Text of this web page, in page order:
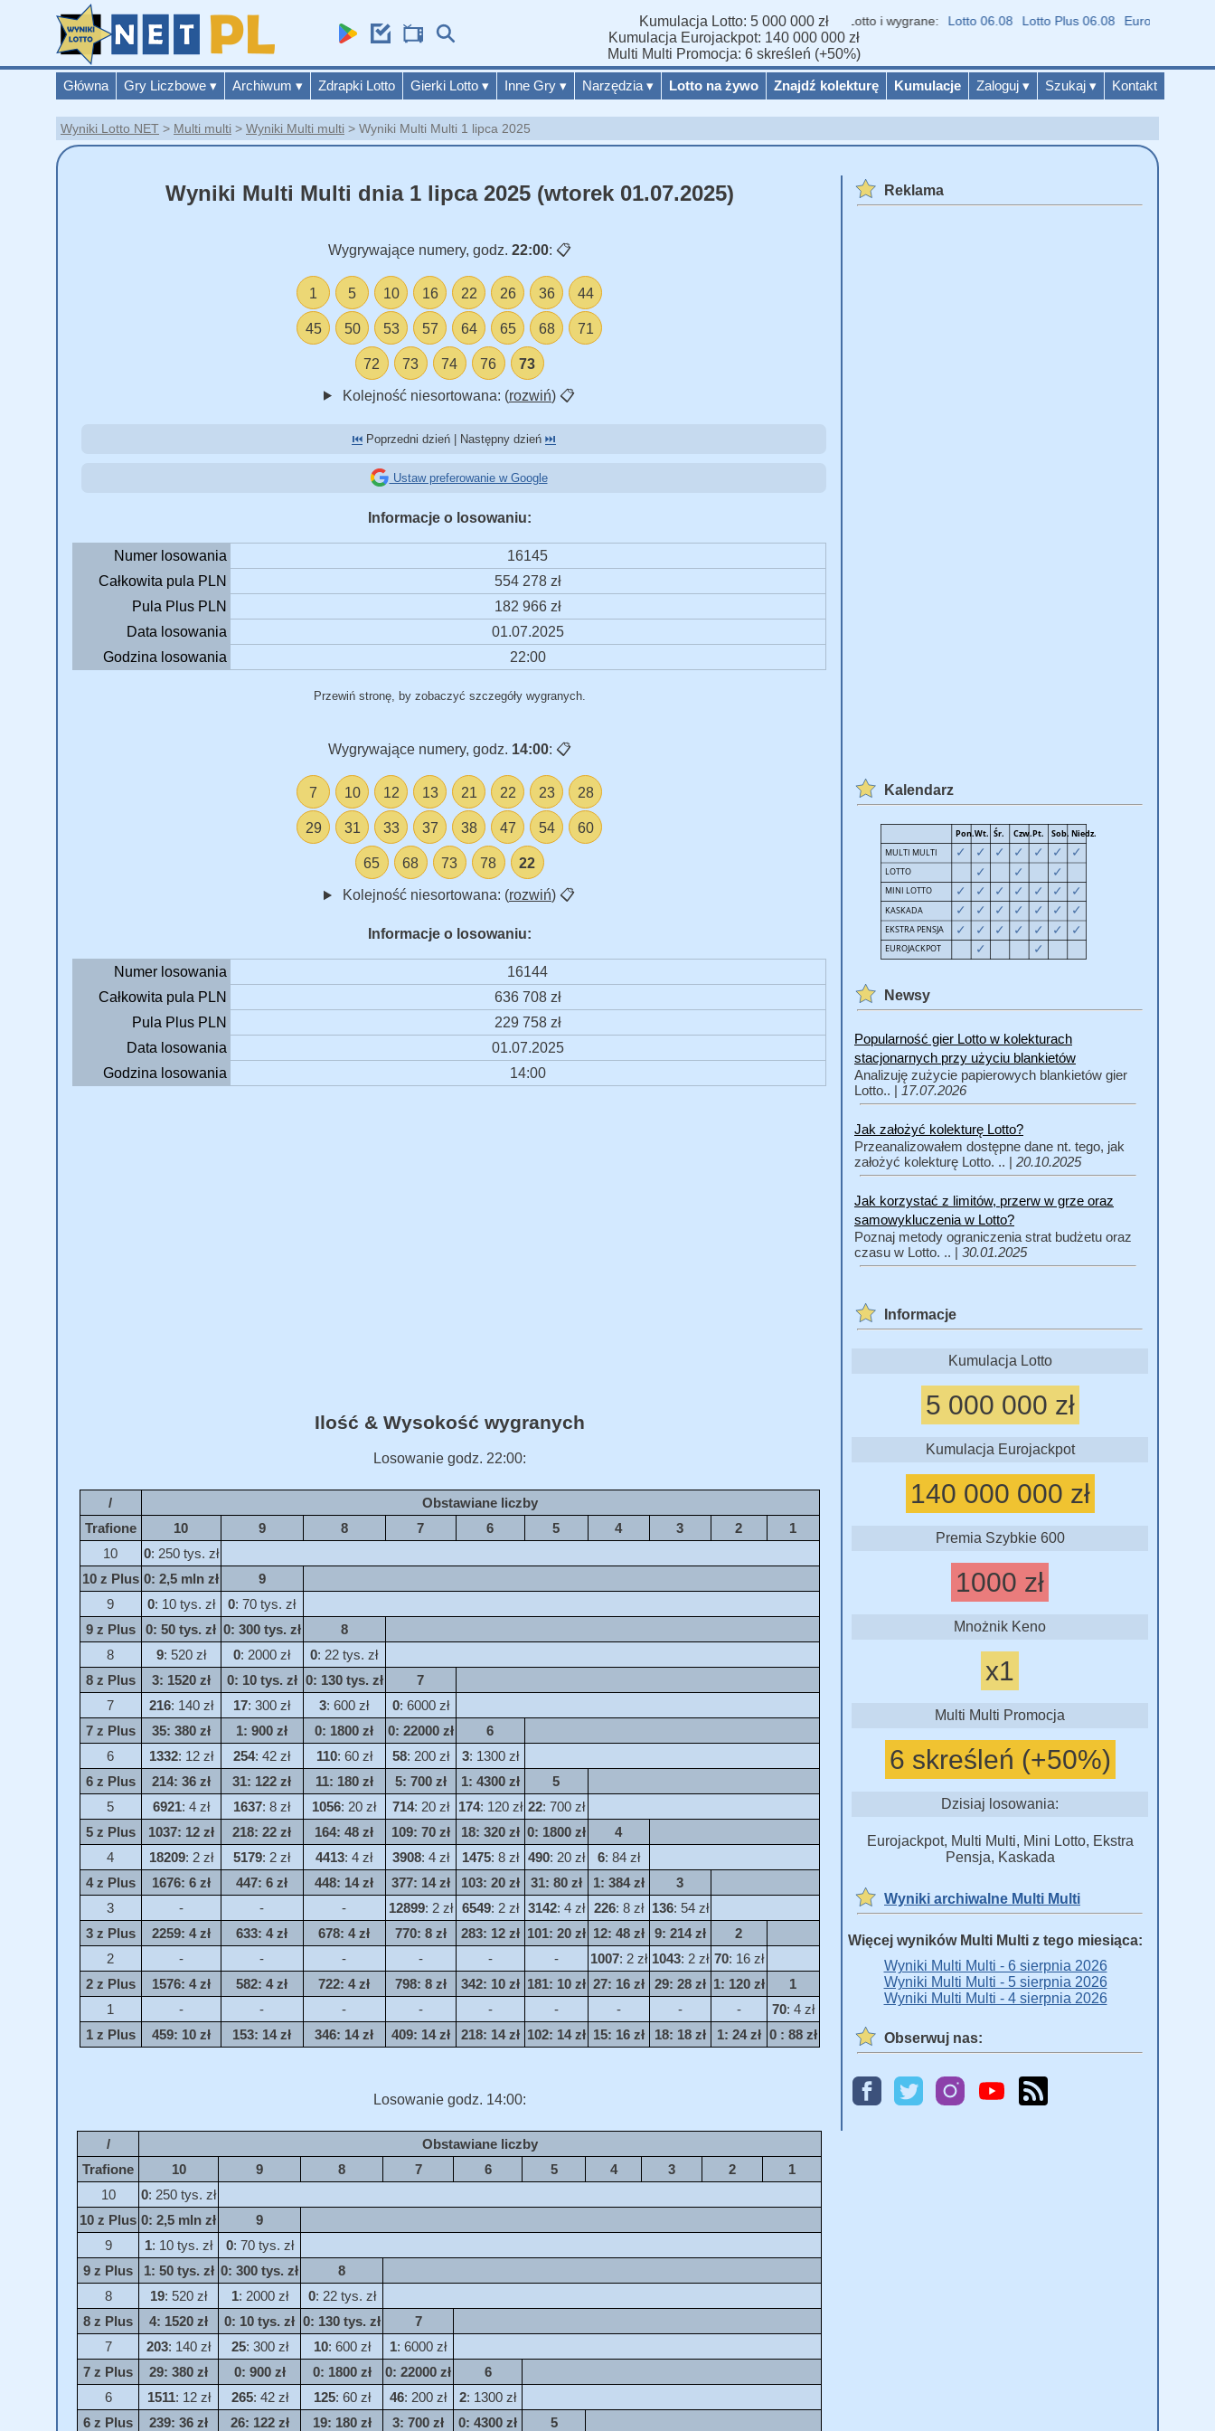
Główna Gry Liczbowe ▾ Archiwum ▾ Zdrapki Lotto Gierki Lotto ▾ Inne Gry ▾ Narzędzia ▾ Lotto na żywo Znajdź kolekturę Kumulacje Zaloguj ▾ Szukaj ▾ Kontakt
Kumulacja Lotto: 5 000 000 zł
Kumulacja Eurojackpot: 140 000 000 zł
Multi Multi Promocja: 6 skreśleń (+50%)
Wyniki Lotto i wygrane: Lotto 06.08 Lotto Plus 06.08 Eurojackpot 04.08
Wyniki Lotto NET Multi multi Wyniki Multi multi Wyniki Multi Multi 1 lipca 2025
Wyniki Multi Multi dnia 1 lipca 2025 (wtorek 01.07.2025)
Wygrywające numery, godz. 22:00: 📋
1 5 10 16 22 26 36 44
45 50 53 57 64 65 68 71
72 73 74 76 73
Kolejność niesortowana: (rozwiń) 📋
⏮️ Poprzedni dzień | Następny dzień ⏭️
Ustaw preferowanie w Google
Informacje o losowaniu:
Numer losowania
16145
Całkowita pula PLN
554 278 zł
Pula Plus PLN
182 966 zł
Data losowania
01.07.2025
Godzina losowania
22:00
Przewiń stronę, by zobaczyć szczegóły wygranych.
Wygrywające numery, godz. 14:00: 📋
7 10 12 13 21 22 23 28
29 31 33 37 38 47 54 60
65 68 73 78 22
Kolejność niesortowana: (rozwiń) 📋
Informacje o losowaniu:
Numer losowania
16144
Całkowita pula PLN
636 708 zł
Pula Plus PLN
229 758 zł
Data losowania
01.07.2025
Godzina losowania
14:00
Ilość & Wysokość wygranych
Losowanie godz. 22:00:
/
Obstawiane liczby
Trafione
10 9 8 7 6 5 4 3 2
1
10
0: 250 tys. zł
10 z Plus 0: 2,5 mln zł
9
9
0: 10 tys. zł 0: 70 tys. zł
9 z Plus
0: 50 tys. zł 0: 300 tys. zł
8
8
9: 520 zł 0: 2000 zł 0: 22 tys. zł
8 z Plus
3: 1520 zł 0: 10 tys. zł 0: 130 tys. zł
7
7
216: 140 zł 17: 300 zł 3: 600 zł 0: 6000 zł
7 z Plus
35: 380 zł 1: 900 zł 0: 1800 zł 0: 22000 zł
6
6
1332: 12 zł 254: 42 zł 110: 60 zł 58: 200 zł 3: 1300 zł
6 z Plus
214: 36 zł 31: 122 zł 11: 180 zł 5: 700 zł 1: 4300 zł
5
5
6921: 4 zł 1637: 8 zł 1056: 20 zł 714: 20 zł 174: 120 zł 22: 700 zł
5 z Plus
1037: 12 zł 218: 22 zł 164: 48 zł 109: 70 zł 18: 320 zł 0: 1800 zł
4
4
18209: 2 zł 5179: 2 zł 4413: 4 zł 3908: 4 zł 1475: 8 zł 490: 20 zł 6: 84 zł
4 z Plus
1676: 6 zł 447: 6 zł 448: 14 zł 377: 14 zł 103: 20 zł 31: 80 zł 1: 384 zł
3
3
- - - 12899: 2 zł 6549: 2 zł 3142: 4 zł 226: 8 zł 136: 54 zł
3 z Plus
2259: 4 zł 633: 4 zł 678: 4 zł 770: 8 zł 283: 12 zł 101: 20 zł 12: 48 zł 9: 214 zł
2
2
- - - - - - 1007: 2 zł 1043: 2 zł 70: 16 zł
2 z Plus
1576: 4 zł 582: 4 zł 722: 4 zł 798: 8 zł 342: 10 zł 181: 10 zł 27: 16 zł 29: 28 zł 1: 120 zł
1
1
- - - - - - - - - 70: 4 zł
1 z Plus
459: 10 zł 153: 14 zł 346: 14 zł 409: 14 zł 218: 14 zł 102: 14 zł 15: 16 zł 18: 18 zł 1: 24 zł 0 : 88 zł
Losowanie godz. 14:00:
/
Obstawiane liczby
Trafione
10 9 8 7 6 5 4 3 2
1
10
0: 250 tys. zł
10 z Plus 0: 2,5 mln zł
9
9
1: 10 tys. zł 0: 70 tys. zł
9 z Plus
1: 50 tys. zł 0: 300 tys. zł
8
8
19: 520 zł 1: 2000 zł 0: 22 tys. zł
8 z Plus
4: 1520 zł 0: 10 tys. zł 0: 130 tys. zł
7
7
203: 140 zł 25: 300 zł 10: 600 zł 1: 6000 zł
7 z Plus
29: 380 zł 0: 900 zł 0: 1800 zł 0: 22000 zł
6
6
1511: 12 zł 265: 42 zł 125: 60 zł 46: 200 zł 2: 1300 zł
6 z Plus
239: 36 zł 26: 122 zł 19: 180 zł 3: 700 zł 0: 4300 zł 5
Reklama
Kalendarz
Newsy
Popularność gier Lotto w kolekturach
stacjonarnych przy użyciu blankietów
Analizuję zużycie papierowych blankietów gier
Lotto.. | 17.07.2026
Jak założyć kolekturę Lotto?
Przeanalizowałem dostępne dane nt. tego, jak
założyć kolekturę Lotto. .. | 20.10.2025
Jak korzystać z limitów, przerw w grze oraz
samowykluczenia w Lotto?
Poznaj metody ograniczenia strat budżetu oraz
czasu w Lotto. .. | 30.01.2025
Informacje
Kumulacja Lotto
5 000 000 zł
Kumulacja Eurojackpot
140 000 000 zł
Premia Szybkie 600
1000 zł
Mnożnik Keno
x1
Multi Multi Promocja
6 skreśleń (+50%)
Dzisiaj losowania:
Eurojackpot, Multi Multi, Mini Lotto, Ekstra
Pensja, Kaskada
Wyniki archiwalne Multi Multi
Więcej wyników Multi Multi z tego miesiąca:
Wyniki Multi Multi - 6 sierpnia 2026
Wyniki Multi Multi - 5 sierpnia 2026
Wyniki Multi Multi - 4 sierpnia 2026
Obserwuj nas: